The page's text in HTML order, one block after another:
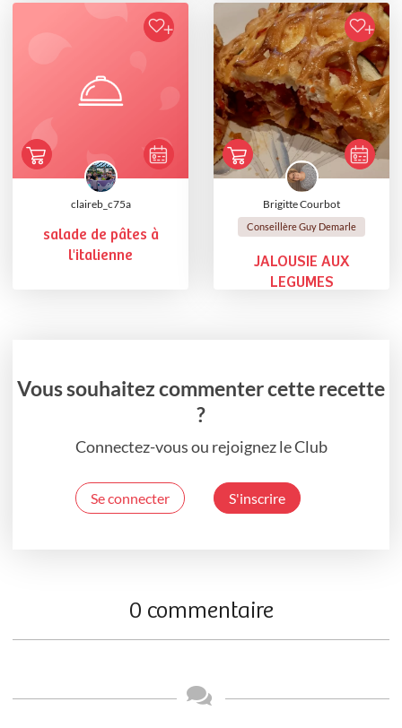
claireb_c75a
salade de pâtes à
l'italienne
Brigitte Courbot
Conseillère Guy Demarle
JALOUSIE AUX
LEGUMES
Vous souhaitez commenter cette recette
?
Connectez-vous ou rejoignez le Club
Se connecter S'inscrire
0 commentaire